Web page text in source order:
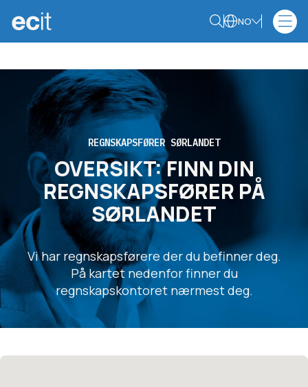
NO
REGNSKAPSFØRER SØRLANDET
OVERSIKT: FINN DIN
REGNSKAPSFØRER PÅ
SØRLANDET
Vi har regnskapsførere der du befinner deg.
På kartet nedenfor finner du
regnskapskontoret nærmest deg.